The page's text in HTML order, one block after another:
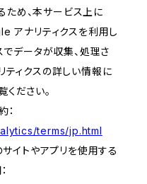
ため、本サービス上に
ナリティクスを利用し
データが収集、処理さ
ィクスの詳しい情報に
ください。
：
terms/jp.html
イトやアプリを使用する